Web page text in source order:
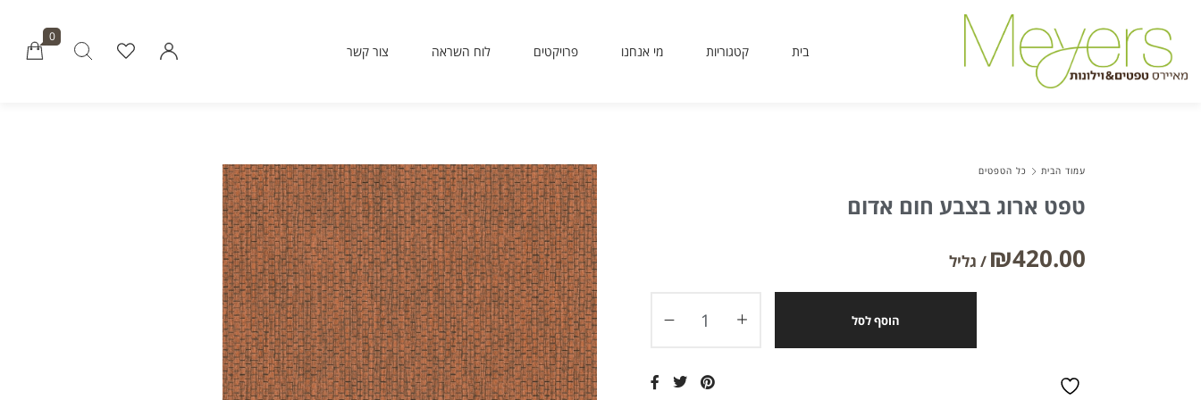
even hire freelancers. With an industry-leading
marketplace paired with an unlimited
subscription service, Envato helps creatives
like you get projects done faster.
About Envato
Careers
Community
Blog
בית קטגוריות מי אנחנו פרויקטים לוח השראה צור קשר
0
עמוד הבית כל הטפטים
טפט ארוג בצבע חום אדום
₪420.00
הוסף לסל